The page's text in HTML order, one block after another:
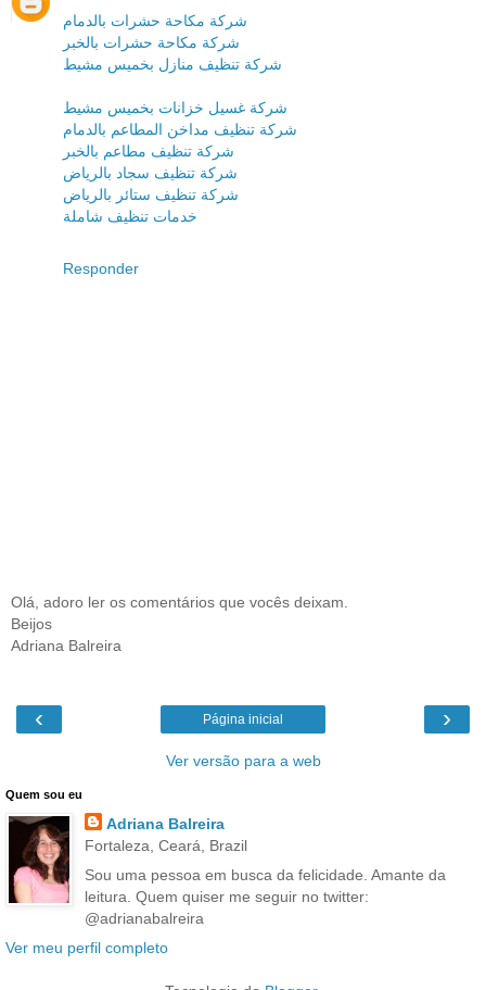
شركة مكاحة حشرات بالدمام
شركة مكاحة حشرات بالخبر
شركة تنظيف منازل بخميس مشيط
شركة غسيل خزانات بخميس مشيط
شركة تنظيف مداخن المطاعم بالدمام
شركة تنظيف مطاعم بالخبر
شركة تنظيف سجاد بالرياض
شركة تنظيف ستائر بالرياض
خدمات تنظيف شاملة
Responder
Olá, adoro ler os comentários que vocês deixam.
Beijos
Adriana Balreira
‹ ›
Página inicial
Ver versão para a web
Quem sou eu
Adriana Balreira
Fortaleza, Ceará, Brazil
Sou uma pessoa em busca da felicidade. Amante da
leitura. Quem quiser me seguir no twitter:
@adrianabalreira
Ver meu perfil completo